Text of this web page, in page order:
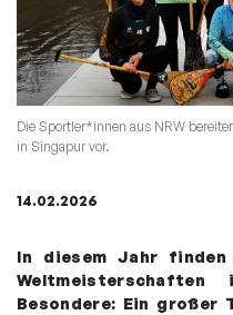
Die Sportler*innen aus NRW
in Singapur vor.
14.02.2026
In diesem Jahr finden
Besondere: Ein großer